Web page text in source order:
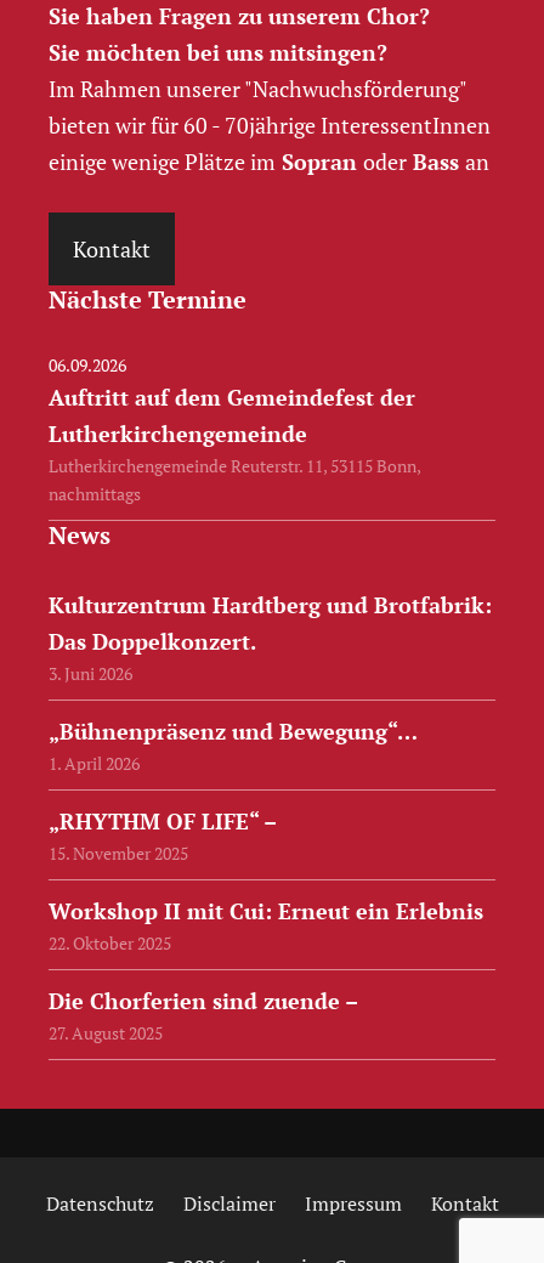
Sie haben Fragen zu unserem Chor?
Sie möchten bei uns mitsingen?
Im Rahmen unserer "Nachwuchs­förderung"
bieten wir für 60 - 70jährige InteressentInnen
einige wenige Plätze im Sopran oder Bass an
Kontakt
Nächste Termine
06.09.2026
Auftritt auf dem Gemeindefest der
Lutherkirchengemeinde
Lutherkirchengemeinde Reuterstr. 11, 53115 Bonn,
nachmittags
News
Kulturzentrum Hardtberg und Brotfabrik:
Das Doppelkonzert.
3. Juni 2026
„Bühnenpräsenz und Bewegung“…
1. April 2026
„RHYTHM OF LIFE“ –
15. November 2025
Workshop II mit Cui: Erneut ein Erlebnis
22. Oktober 2025
Die Chorferien sind zuende –
27. August 2025
Datenschutz Disclaimer Impressum Kontakt